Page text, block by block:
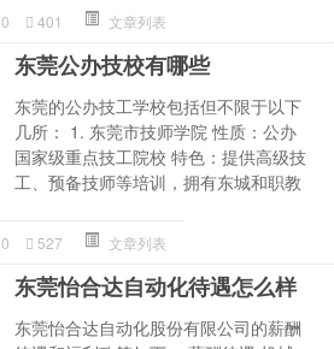
0 401 文章列表
东莞公办技校有哪些
东莞的公办技工学校包括但不限于以下
几所： 1. 东莞市技师学院 性质：公办
国家级重点技工院校 特色：提供高级技
工、预备技师等培训，拥有东城和职教
0 527 文章列表
东莞怡合达自动化待遇怎么样
东莞怡合达自动化股份有限公司的薪酬